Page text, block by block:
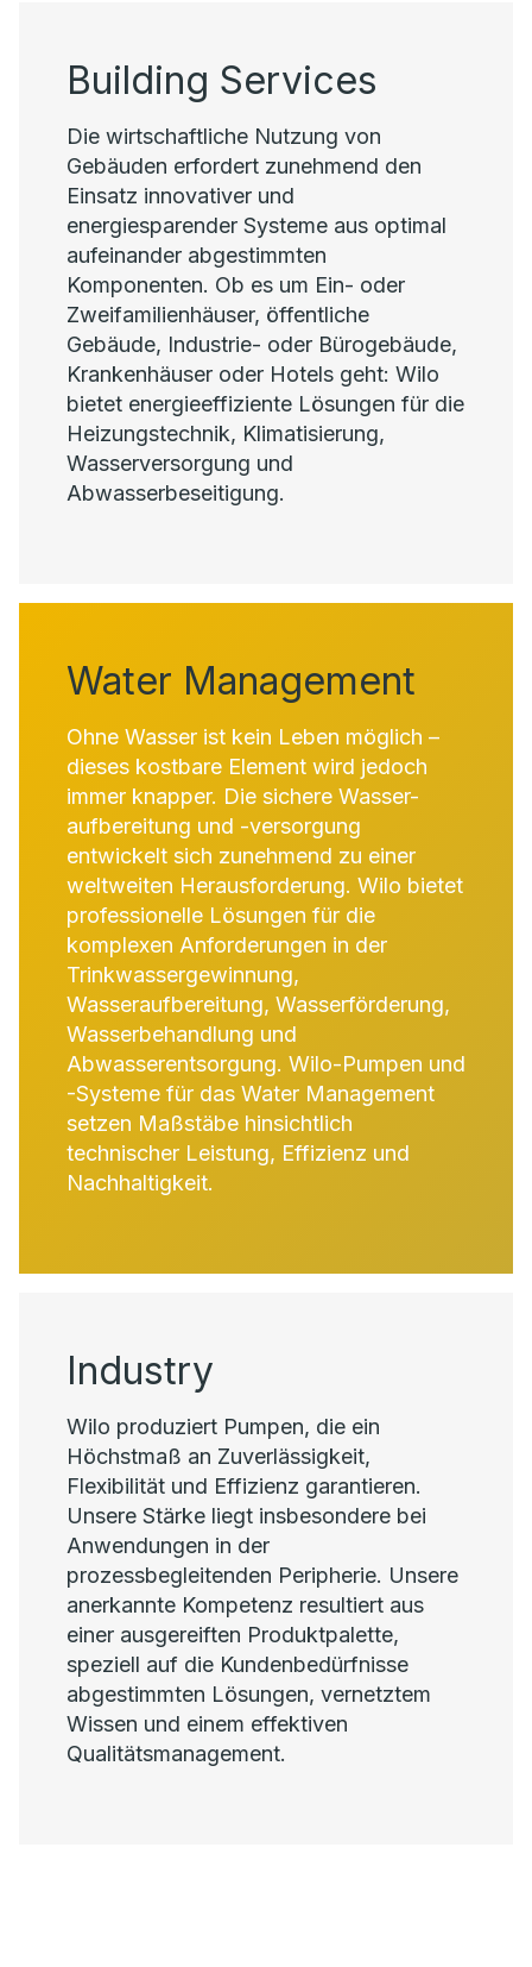
Building Services
Die wirtschaftliche Nutzung von
Gebäuden erfordert zunehmend den
Einsatz innovativer und
energiesparender Systeme aus optimal
aufeinander abgestimmten
Komponenten. Ob es um Ein- oder
Zweifamilienhäuser, öffentliche
Gebäude, Industrie- oder Bürogebäude,
Krankenhäuser oder Hotels geht: Wilo
bietet energieeffiziente Lösungen für die
Heizungstechnik, Klimatisierung,
Wasserversorgung und
Abwasserbeseitigung.
Water Management
Ohne Wasser ist kein Leben möglich –
dieses kostbare Element wird jedoch
immer knapper. Die sichere Wasser-
aufbereitung und -versorgung
entwickelt sich zunehmend zu einer
weltweiten Herausforderung. Wilo bietet
professionelle Lösungen für die
komplexen Anforderungen in der
Trinkwassergewinnung,
Wasseraufbereitung, Wasserförderung,
Wasserbehandlung und
Abwasserentsorgung. Wilo-Pumpen und
-Systeme für das Water Management
setzen Maßstäbe hinsichtlich
technischer Leistung, Effizienz und
Nachhaltigkeit.
Industry
Wilo produziert Pumpen, die ein
Höchstmaß an Zuverlässigkeit,
Flexibilität und Effizienz garantieren.
Unsere Stärke liegt insbesondere bei
Anwendungen in der
prozessbegleitenden Peripherie. Unsere
anerkannte Kompetenz resultiert aus
einer ausgereiften Produktpalette,
speziell auf die Kundenbedürfnisse
abgestimmten Lösungen, vernetztem
Wissen und einem effektiven
Qualitätsmanagement.